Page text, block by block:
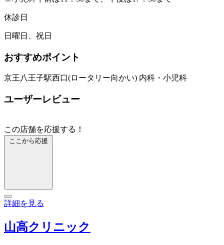
休診日
日曜日、祝日
おすすめポイント
京王八王子駅西口(ロータリー向かい) 内科・小児科
ユーザーレビュー
この店舗を応援する！
ここから応援
詳細を見る
山高クリニック